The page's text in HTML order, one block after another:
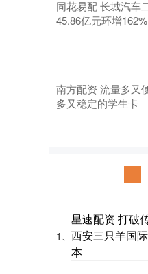
同花易配 长城汽车
45.86亿元环增
南方配资 流量多又
多又稳定的学生卡
1、
星速配资 打破
西安三只羊国
本